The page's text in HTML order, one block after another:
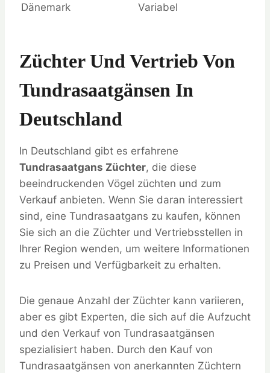
Dänemark
Variabel
Züchter Und Vertrieb Von
Tundrasaatgänsen In
Deutschland
In Deutschland gibt es erfahrene
Tundrasaatgans Züchter, die diese
beeindruckenden Vögel züchten und zum
Verkauf anbieten. Wenn Sie daran interessiert
sind, eine Tundrasaatgans zu kaufen, können
Sie sich an die Züchter und Vertriebsstellen in
Ihrer Region wenden, um weitere Informationen
zu Preisen und Verfügbarkeit zu erhalten.
Die genaue Anzahl der Züchter kann variieren,
aber es gibt Experten, die sich auf die Aufzucht
und den Verkauf von Tundrasaatgänsen
spezialisiert haben. Durch den Kauf von
Tundrasaatgänsen von anerkannten Züchtern